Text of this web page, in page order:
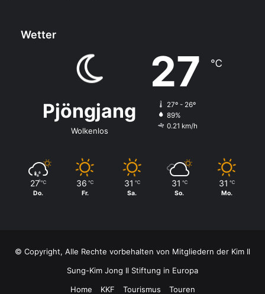
Wetter
Pjöngjang
Wolkenlos
27 ℃
27º - 26º
89%
0.21 km/h
27 ℃
Do.
36 ℃
Fr.
31 ℃
Sa.
31 ℃
So.
31 ℃
Mo.
© Copyright, Alle Rechte vorbehalten von Mitgliedern der Kim Il
Sung-Kim Jong Il Stiftung in Europa
Home
KKF Tourismus Touren